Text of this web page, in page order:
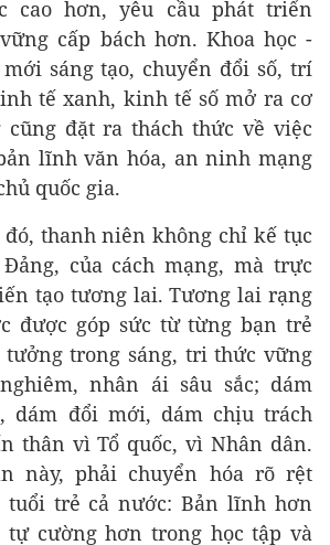
cao hơn, yêu cầu phát triển
cấp bách hơn. Khoa học -
sáng tạo, chuyển đổi số, trí
tế xanh, kinh tế số mở ra cơ
đặt ra thách thức về việc
lĩnh văn hóa, an ninh mạng
quốc gia.
thanh niên không chỉ kế tục
của cách mạng, mà trực
tạo tương lai. Tương lai rạng
được góp sức từ từng bạn trẻ
tưởng trong sáng, tri thức vững
nhân ái sâu sắc; dám
dám đổi mới, dám chịu trách
thân vì Tổ quốc, vì Nhân dân.
này, phải chuyển hóa rõ rệt
tuổi trẻ cả nước: Bản lĩnh hơn
cường hơn trong học tập và